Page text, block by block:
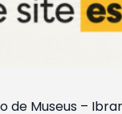
Museus –